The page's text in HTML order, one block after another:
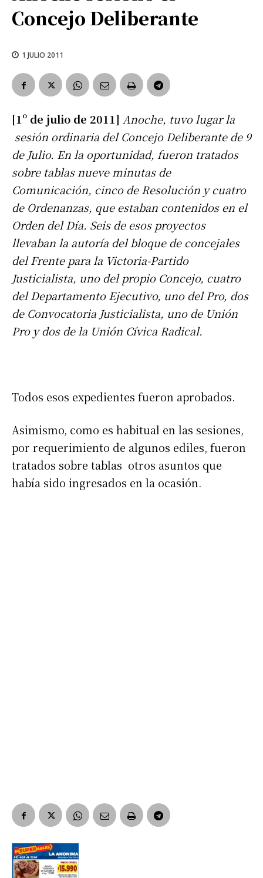
Suscribirme gratis
Concejo Deliberante
1 JULIO 2011
[1º de julio de 2011] Anoche, tuvo lugar la
sesión ordinaria del Concejo Deliberante de 9
de Julio. En la oportunidad, fueron tratados
sobre tablas nueve minutas de
Comunicación, cinco de Resolución y cuatro
de Ordenanzas, que estaban contenidos en el
Orden del Día. Seis de esos proyectos
llevaban la autoría del bloque de concejales
del Frente para la Victoria-Partido
Justicialista, uno del propio Concejo, cuatro
del Departamento Ejecutivo, uno del Pro, dos
de Convocatoria Justicialista, uno de Unión
Pro y dos de la Unión Cívica Radical.
Todos esos expedientes fueron aprobados.
Asimismo, como es habitual en las sesiones,
por requerimiento de algunos ediles, fueron
tratados sobre tablas otros asuntos que
había sido ingresados en la ocasión.